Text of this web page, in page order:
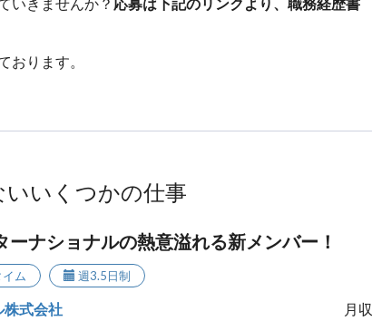
いきませんか？ 応募は下記のリンクより、職務経歴書
おります。
いくつかの仕事
ナショナルの熱意溢れる新メンバー！
ム 週3.5日制
株式会社
月収